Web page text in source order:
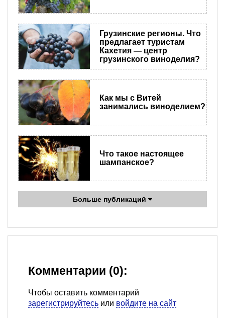
Грузинские регионы. Что
предлагает туристам
Кахетия — центр
грузинского виноделия?
Как мы с Витей
занимались виноделием?
Что такое настоящее
шампанское?
Больше публикаций
Комментарии (0):
Чтобы оставить комментарий
зарегистрируйтесь или войдите на сайт